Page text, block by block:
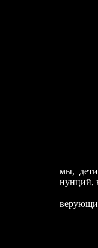
Но
мы,
нунций,
Из